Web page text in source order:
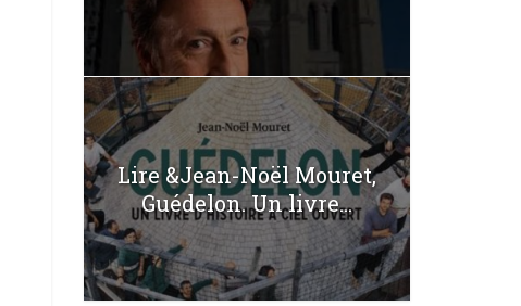
Lire &Jean-Noël Mouret,
Guédelon. Un livre...